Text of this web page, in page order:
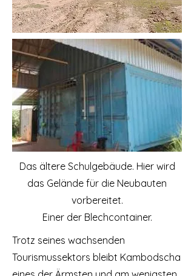
Das ältere Schulgebäude. Hier wird
das Gelände für die Neubauten
vorbereitet.
Einer der Blechcontainer.
Trotz seines wachsenden
Tourismussektors bleibt Kambodscha